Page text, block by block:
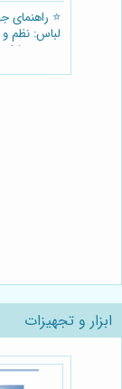
⭐️ راهنمای
لباس: نظم و
ابزار و تجهیزات